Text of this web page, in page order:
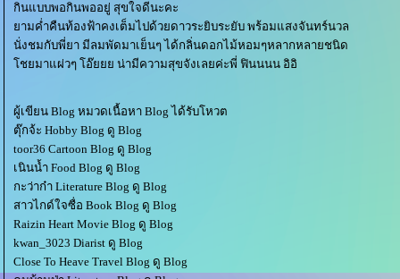
กินแบบพอกินพออยู่ สุขใจดีนะคะ
ามค่ำคืนท้องฟ้าคงเต็มไปด้วยดาวระยิบระยับ พร้อมแสงจันทร์นวล
นั่งชมกับพี่ยา มีลมพัดมาเย็นๆ ได้กลิ่นดอกไม้หอมๆหลากหลายชนิด
ชยมาแผ่วๆ โอ๊ยยย น่ามีความสุขจังเลยค่ะพี่ ฟินนนน อิอิ
ผู้เขียน Blog หมวดเนื้อหา Blog ได้รับโหวต
ตุ๊กจ้ะ Hobby Blog ดู Blog
toor36 Cartoon Blog ดู Blog
เนินน้ำ Food Blog ดู Blog
กะว่าก๋า Literature Blog ดู Blog
สาวไกด์ใจซื่อ Book Blog ดู Blog
Raizin Heart Movie Blog ดู Blog
kwan_3023 Diarist ดู Blog
Close To Heave Travel Blog ดู Blog